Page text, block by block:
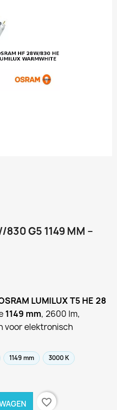
830 G5 1149 MM –
LUMILUX T5 HE 28
1149 mm, 2600 lm,
voor elektronisch
1149 mm 3000 K
favorite_border